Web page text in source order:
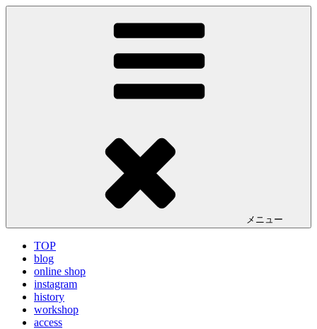
コ
LA VILLA ROUGE Blog
メニュー
TOP
blog
online shop
instagram
history
workshop
access